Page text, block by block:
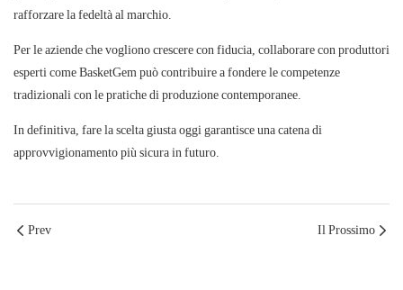
rafforzare la fedeltà al marchio.
Per le aziende che vogliono crescere con fiducia, collaborare con produttori
esperti comeBasketGem può contribuire a fondere le competenze
tradizionali con le pratiche di produzione contemporanee.
In definitiva, fare la scelta giusta oggi garantisce una catena di
approvvigionamento più sicura in futuro.
Prev Il Prossimo